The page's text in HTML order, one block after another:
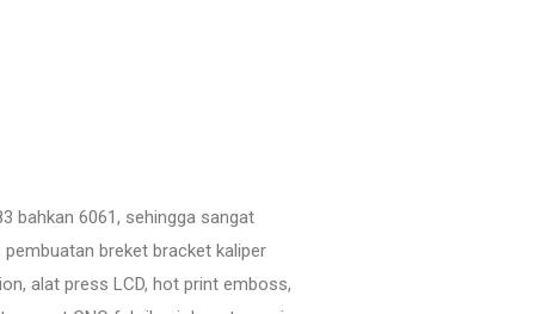
bahkan 6061, sehingga sangat
breket bracket kaliper
alat press LCD, hot print emboss,